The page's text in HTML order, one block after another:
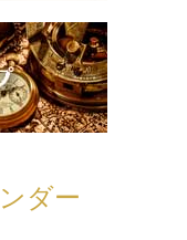
ダー